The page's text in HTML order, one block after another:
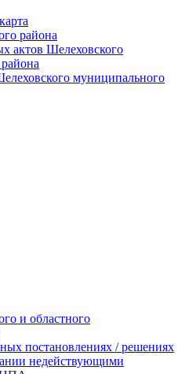
района
актов Шелеховского
муниципального
и областного
постановлениях / решениях
недействующими